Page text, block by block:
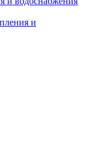
и